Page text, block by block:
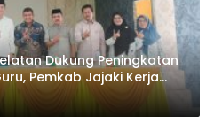
Dukung Peningkatan
Pemkab Jajaki Kerja
USK